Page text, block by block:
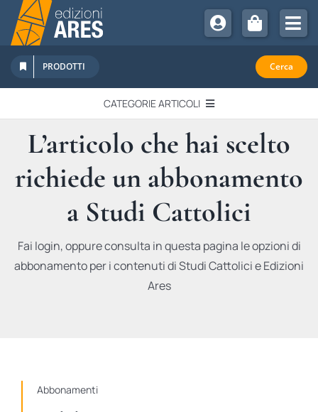
Salta
contenuto
Chi Siamo
Sostienici
Abbonamenti
Promozioni
Newsletter
PRODOTTI Cerca
CATEGORIE ARTICOLI
EDITORIALI
IN QUESTO NUMERO
RECENSIONI
L’articolo che hai scelto
richiede un abbonamento
a Studi Cattolici
Fai login, oppure consulta in questa pagina le opzioni di
abbonamento per i contenuti di Studi Cattolici e Edizioni
Ares
Abbonamenti